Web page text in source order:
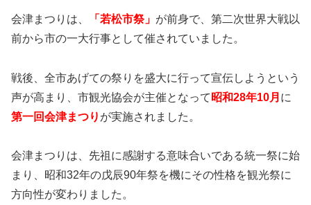
会津まつりは、 「若松市祭」 が前身で、第二次世界大戦以
前から市の一大行事として催されていました。
戦後、全市あげての祭りを盛大に行って宣伝しようという
声が高まり、市観光協会が主催となって 昭和28年10月 に
第一回会津まつり が実施されました。
会津まつりは、先祖に感謝する意味合いである統一祭に始
まり、昭和32年の戊辰90年祭を機にその性格を観光祭に
方向性が変わりました。